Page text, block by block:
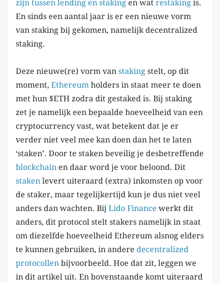
zijn tussen lending en staking en wat restaking is.
En sinds een aantal jaar is er een nieuwe vorm
van staking bij gekomen, namelijk decentralized
staking.
Deze nieuwe(re) vorm van staking stelt, op dit
moment, Ethereum holders in staat meer te doen
met hun $ETH zodra dit gestaked is. Bij staking
zet je namelijk een bepaalde hoeveelheid van een
cryptocurrency vast, wat betekent dat je er
verder niet veel mee kan doen dan het te laten
‘staken’. Door te staken beveilig je desbetreffende
blockchain en daar word je voor beloond. Dit
staken levert uiteraard (extra) inkomsten op voor
de staker, maar tegelijkertijd kun je dus niet veel
anders dan wachten. Bij Lido Finance werkt dit
anders, dit protocol stelt stakers namelijk in staat
om diezelfde hoeveelheid Ethereum alsnog elders
te kunnen gebruiken, in andere decentralized
protocollen bijvoorbeeld. Hoe dat zit, leggen we
in dit artikel uit. En bovenstaande komt uiteraard